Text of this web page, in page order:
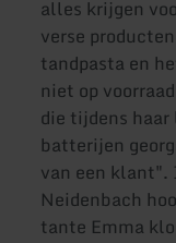
alles krijgen
verse
tandpasta en
niet op
die tijdens
batterijen
van een klant".
Neidenbach
tante Emma